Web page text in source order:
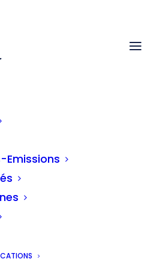
Emissions
de trajet est
dédié à
un
maman-